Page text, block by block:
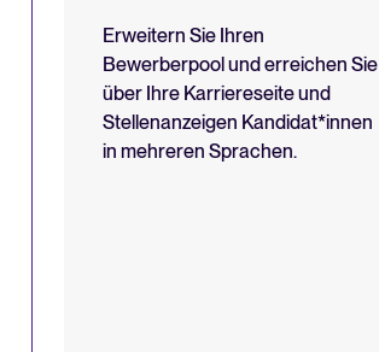
Erweitern Sie Ihren
Bewerberpool und erreichen Sie
über Ihre Karriereseite und
Stellenanzeigen Kandidat*innen
in mehreren Sprachen.